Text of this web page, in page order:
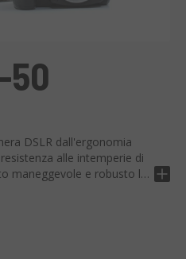
50
DSLR dall'ergonomia
alle intemperie di
maneggevole e robusto la